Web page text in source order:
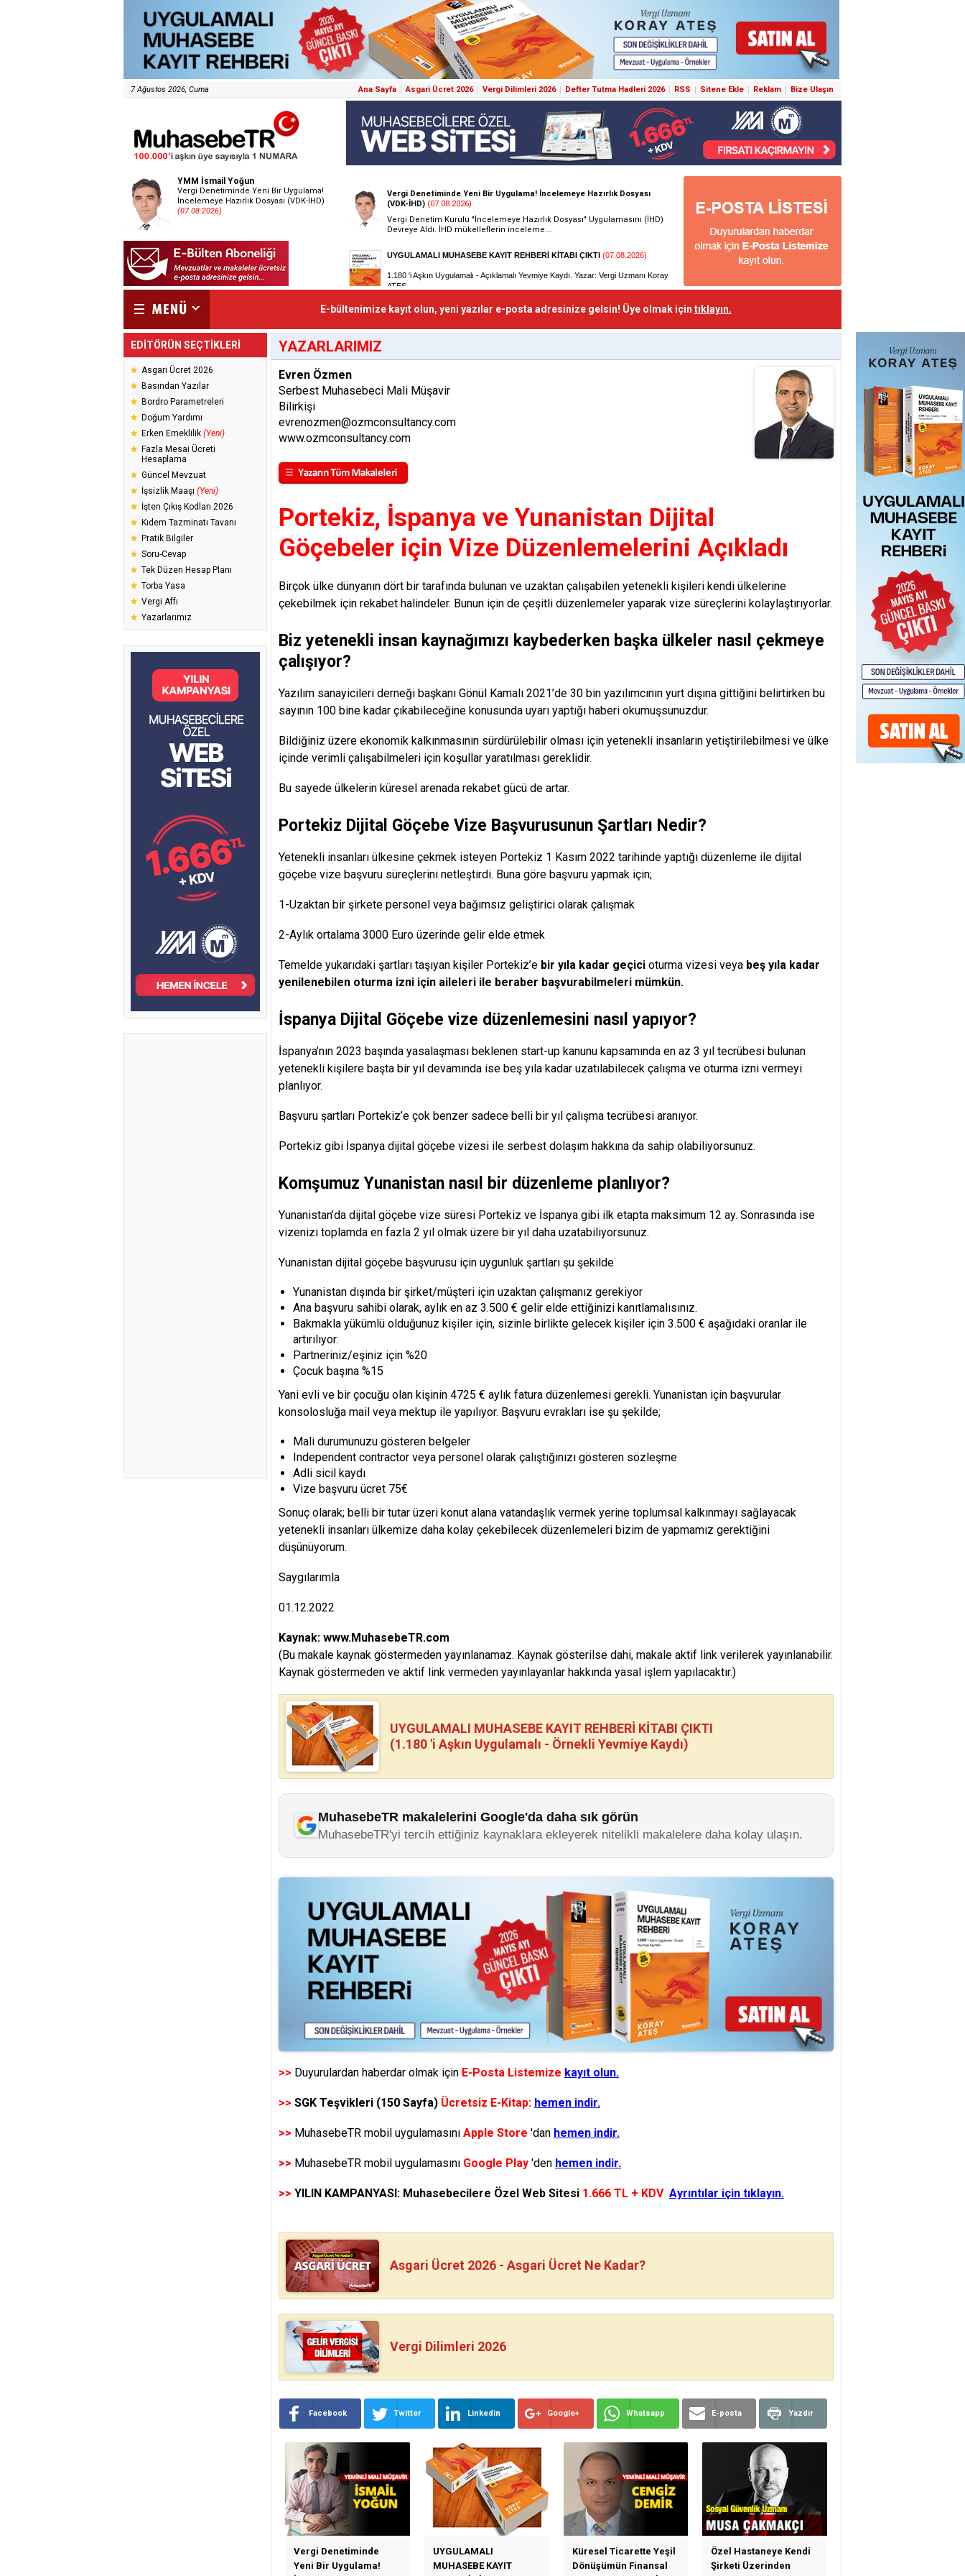
7 Ağustos 2026, Cuma Ana Sayfa Asgari Ücret 2026 Vergi Dilimleri 2026 Defter Tutma Hadleri 2026 RSS Sitene Ekle Reklam Bize Ulaşın
YMM İsmail Yoğun
Vergi Denetiminde Yeni Bir Uygulama!
İncelemeye Hazırlık Dosyası (VDK-İHD)
(07.08.2026)
E-bültenimize kayıt olun, yeni yazılar e-posta adresinize gelsin! Üye olmak için tıklayın.
EDİTÖRÜN SEÇTİKLERİ
Asgari Ücret 2026
Basından Yazılar
Bordro Parametreleri
Doğum Yardımı
Erken Emeklilik (Yeni)
Fazla Mesai Ücreti
Hesaplama
Güncel Mevzuat
İşsizlik Maaşı (Yeni)
İşten Çıkış Kodları 2026
Kıdem Tazminatı Tavanı
Pratik Bilgiler
Soru-Cevap
Tek Düzen Hesap Planı
Torba Yasa
Vergi Affı
Yazarlarımız
YAZARLARIMIZ
Evren Özmen
Serbest Muhasebeci Mali Müşavir
Bilirkişi
evrenozmen@ozmconsultancy.com
www.ozmconsultancy.com
Portekiz, İspanya ve Yunanistan Dijital
Göçebeler için Vize Düzenlemelerini Açıkladı
Birçok ülke dünyanın dört bir tarafında bulunan ve uzaktan çalışabilen yetenekli kişileri kendi ülkelerine
çekebilmek için rekabet halindeler. Bunun için de çeşitli düzenlemeler yaparak vize süreçlerini kolaylaştırıyorlar.
Biz yetenekli insan kaynağımızı kaybederken başka ülkeler nasıl çekmeye
çalışıyor?
Yazılım sanayicileri derneği başkanı Gönül Kamalı 2021’de 30 bin yazılımcının yurt dışına gittiğini belirtirken bu
sayının 100 bine kadar çıkabileceğine konusunda uyarı yaptığı haberi okumuşsunuzdur.
Bildiğiniz üzere ekonomik kalkınmasının sürdürülebilir olması için yetenekli insanların yetiştirilebilmesi ve ülke
içinde verimli çalışabilmeleri için koşullar yaratılması gereklidir.
Bu sayede ülkelerin küresel arenada rekabet gücü de artar.
Portekiz Dijital Göçebe Vize Başvurusunun Şartları Nedir?
Yetenekli insanları ülkesine çekmek isteyen Portekiz 1 Kasım 2022 tarihinde yaptığı düzenleme ile dijital
göçebe vize başvuru süreçlerini netleştirdi. Buna göre başvuru yapmak için;
1-Uzaktan bir şirkete personel veya bağımsız geliştirici olarak çalışmak
2-Aylık ortalama 3000 Euro üzerinde gelir elde etmek
Temelde yukarıdaki şartları taşıyan kişiler Portekiz’e bir yıla kadar geçici oturma vizesi veya beş yıla kadar
yenilenebilen oturma izni için aileleri ile beraber başvurabilmeleri mümkün.
İspanya Dijital Göçebe vize düzenlemesini nasıl yapıyor?
İspanya’nın 2023 başında yasalaşması beklenen start-up kanunu kapsamında en az 3 yıl tecrübesi bulunan
yetenekli kişilere başta bir yıl devamında ise beş yıla kadar uzatılabilecek çalışma ve oturma izni vermeyi
planlıyor.
Başvuru şartları Portekiz’e çok benzer sadece belli bir yıl çalışma tecrübesi aranıyor.
Portekiz gibi İspanya dijital göçebe vizesi ile serbest dolaşım hakkına da sahip olabiliyorsunuz.
Komşumuz Yunanistan nasıl bir düzenleme planlıyor?
Yunanistan’da dijital göçebe vize süresi Portekiz ve İspanya gibi ilk etapta maksimum 12 ay. Sonrasında ise
vizenizi toplamda en fazla 2 yıl olmak üzere bir yıl daha uzatabiliyorsunuz.
Yunanistan dijital göçebe başvurusu için uygunluk şartları şu şekilde
Yunanistan dışında bir şirket/müşteri için uzaktan çalışmanız gerekiyor
Ana başvuru sahibi olarak, aylık en az 3.500 € gelir elde ettiğinizi kanıtlamalısınız.
Bakmakla yükümlü olduğunuz kişiler için, sizinle birlikte gelecek kişiler için 3.500 € aşağıdaki oranlar ile
artırılıyor.
Partneriniz/eşiniz için %20
Çocuk başına %15
Yani evli ve bir çocuğu olan kişinin 4725 € aylık fatura düzenlemesi gerekli. Yunanistan için başvurular
konsolosluğa mail veya mektup ile yapılıyor. Başvuru evrakları ise şu şekilde;
Mali durumunuzu gösteren belgeler
Independent contractor veya personel olarak çalıştığınızı gösteren sözleşme
Adli sicil kaydı
Vize başvuru ücret 75€
Sonuç olarak; belli bir tutar üzeri konut alana vatandaşlık vermek yerine toplumsal kalkınmayı sağlayacak
yetenekli insanları ülkemize daha kolay çekebilecek düzenlemeleri bizim de yapmamız gerektiğini
düşünüyorum.
Saygılarımla
01.12.2022
Kaynak: www.MuhasebeTR.com
(Bu makale kaynak göstermeden yayınlanamaz. Kaynak gösterilse dahi, makale aktif link verilerek yayınlanabilir.
Kaynak göstermeden ve aktif link vermeden yayınlayanlar hakkında yasal işlem yapılacaktır.)
UYGULAMALI MUHASEBE KAYIT REHBERİ KİTABI ÇIKTI
(1.180 'i Aşkın Uygulamalı - Örnekli Yevmiye Kaydı)
MuhasebeTR makalelerini Google'da daha sık görün
MuhasebeTR'yi tercih ettiğiniz kaynaklara ekleyerek nitelikli makalelere daha kolay ulaşın.
>> Duyurulardan haberdar olmak için E-Posta Listemize kayıt olun.
>> SGK Teşvikleri (150 Sayfa) Ücretsiz E-Kitap: hemen indir.
>> MuhasebeTR mobil uygulamasını Apple Store 'dan hemen indir.
>> MuhasebeTR mobil uygulamasını Google Play 'den hemen indir.
>> YILIN KAMPANYASI: Muhasebecilere Özel Web Sitesi 1.666 TL + KDV Ayrıntılar için tıklayın.
Asgari Ücret 2026 - Asgari Ücret Ne Kadar?
Vergi Dilimleri 2026
Facebook Twitter Linkedin Google+ Whatsapp E-posta Yazdır
Vergi Denetiminde
Yeni Bir Uygulama!
UYGULAMALI
MUHASEBE KAYIT
Küresel Ticarette Yeşil
Dönüşümün Finansal
Özel Hastaneye Kendi
Şirketi Üzerinden